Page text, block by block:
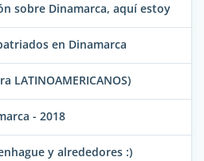
sobre Dinamarca, aquí estoy
en Dinamarca
LATINOAMERICANOS)
- 2018
y alrededores :)